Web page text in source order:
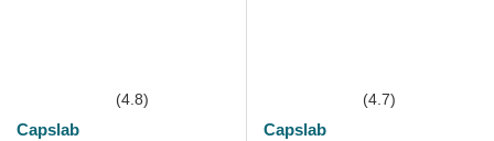
(4.8)
Capslab
(4.7)
Capslab